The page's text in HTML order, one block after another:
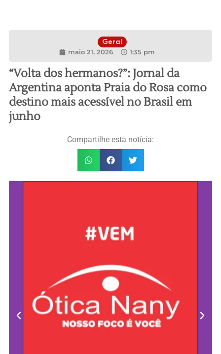
Geral
maio 21, 2026 1:35 pm
“Volta dos hermanos?”: Jornal da
Argentina aponta Praia do Rosa como
destino mais acessível no Brasil em
junho
Compartilhe esta notícia: